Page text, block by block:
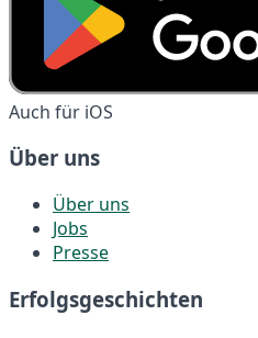
Auch für iOS
Über uns
Über uns
Jobs
Presse
Erfolgsgeschichten